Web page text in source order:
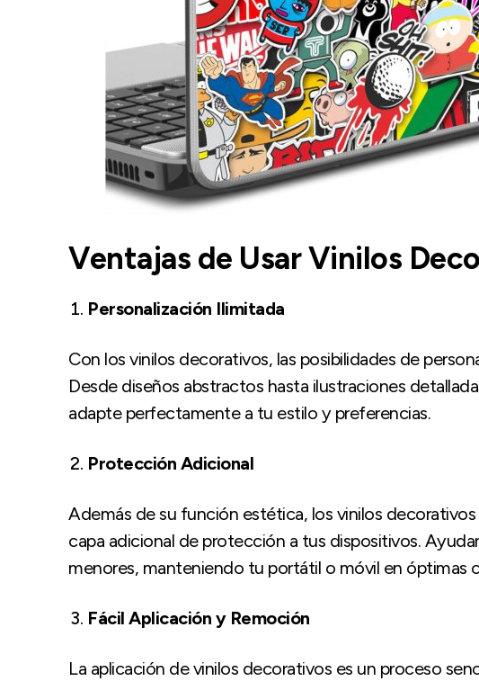
Ventajas de Usar Vinilos
Personalización Ilimitada
Con los vinilos decorativos, las posibilidades de
Desde diseños abstractos hasta ilustraciones
adapte perfectamente a tu estilo y preferencias.
Protección Adicional
Además de su función estética, los vinilos
capa adicional de protección a tus dispositivos.
menores, manteniendo tu portátil o móvil en óptimas
Fácil Aplicación y Remoción
La aplicación de vinilos decorativos es un proceso